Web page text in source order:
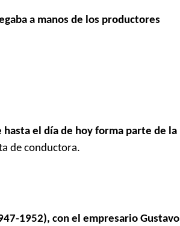
a manos de los productores
hasta el día de hoy forma parte de la
de conductora.
1952), con el empresario Gustavo